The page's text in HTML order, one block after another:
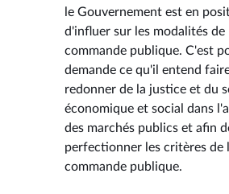
le Gouvernement est en
d'influer sur les modalités de
commande publique. C'est
demande ce qu'il entend
redonner de la justice et du
économique et social dans
des marchés publics et afin
perfectionner les critères de
commande publique.